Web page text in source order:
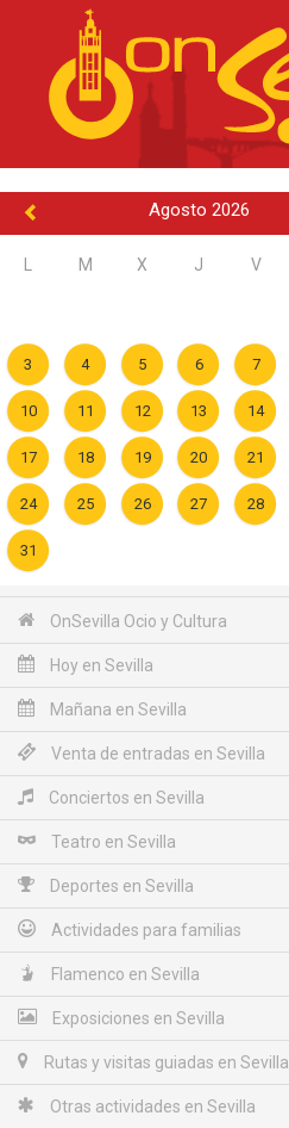
Agosto 2026
M X J V
3 4 5 6 7
10 11 12 13 14
17 18 19 20 21
24 25 26 27 28
31
OnSevilla Ocio y Cultura
Hoy en Sevilla
Mañana en Sevilla
Venta de entradas en Sevilla
Conciertos en Sevilla
Teatro en Sevilla
Deportes en Sevilla
Actividades para familias
Flamenco en Sevilla
Exposiciones en Sevilla
Rutas y visitas guiadas en Sevilla
Otras actividades en Sevilla